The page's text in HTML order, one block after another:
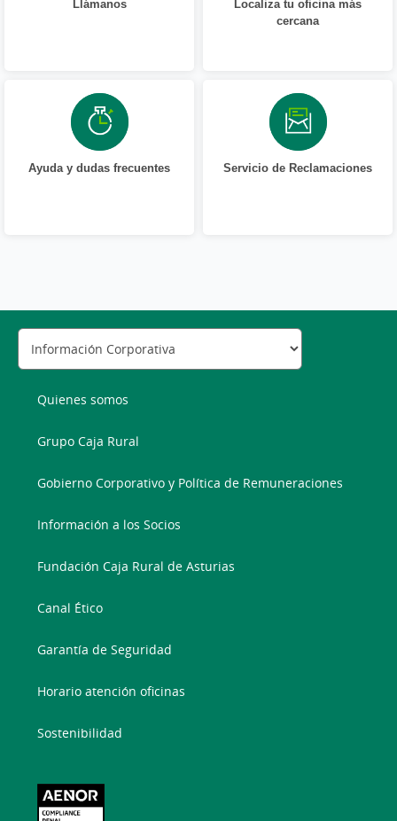
Llámanos
Localiza tu oficina más
cercana
Ayuda y dudas frecuentes Servicio de Reclamaciones
Quienes somos
Grupo Caja Rural
Gobierno Corporativo y Política de Remuneraciones
Información a los Socios
Fundación Caja Rural de Asturias
Canal Ético
Garantía de Seguridad
Horario atención oficinas
Sostenibilidad